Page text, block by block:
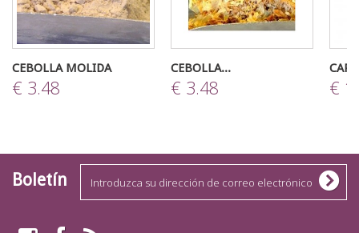
CEBOLLA MOLIDA
€ 3.48
CEBOLLA...
€ 3.48 €
Boletín